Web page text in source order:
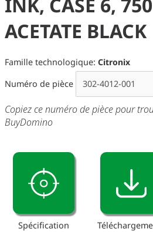
ACETATE BLACK
Famille technologique: Citronix
Numéro de pièce
Copiez ce numéro de pièce pour
BuyDomino
Spécification